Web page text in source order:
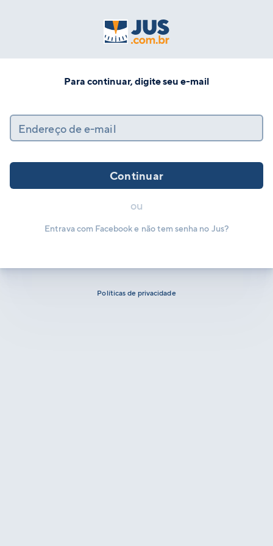
Para continuar, digite seu e-mail
Endereço de e-mail
Continuar
ou
Entrava com Facebook e não tem senha no Jus?
Políticas de privacidade